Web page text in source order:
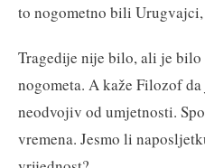
to nogometno bili Urugvajci,
Tragedije nije bilo, ali je
nogometa. A kaže Filozof
neodvojiv od umjetnosti.
vremena. Jesmo li